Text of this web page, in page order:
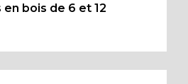
bois de 6 et 12